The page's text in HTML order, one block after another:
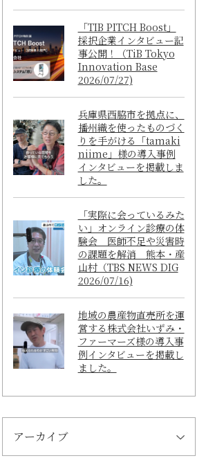
「TIB PITCH Boost」
採択企業インタビュー記
事公開！（TiB Tokyo
Innovation Base
2026/07/27)
兵庫県西脇市を拠点に、
播州織を使ったものづく
りを手がける「tamaki
niime」様の導入事例
インタビューを掲載しま
した。
「実際に会っているみた
い」オンライン診療の体
験会 医師不足や災害時
の課題を解消 熊本・産
山村（TBS NEWS DIG
2026/07/16)
地域の農産物直売所を運
営する株式会社いずみ・
ファーマーズ様の導入事
例インタビューを掲載し
ました。
アーカイブ